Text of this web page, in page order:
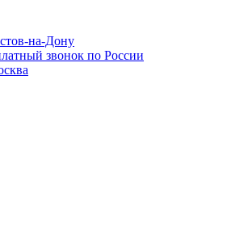
на-Дону
звонок по России